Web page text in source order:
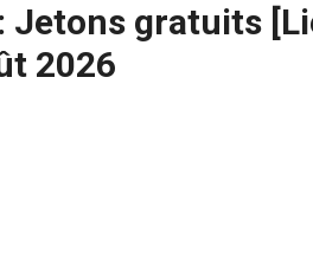
Jetons gratuits
2026